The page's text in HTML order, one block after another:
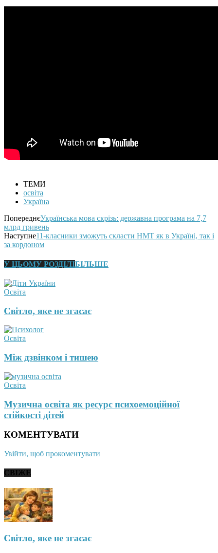
ТЕМИ
освіта
Україна
ПопереднєУкраїнська мова скрізь: державна програма на 7,7
млрд гривень
Наступне11-класники зможуть скласти НМТ як в Україні, так і
за кордоном
У ЦЬОМУ РОЗДІЛІБІЛЬШЕ
Освіта
Світло, яке не згасає
Освіта
Між дзвінком і тишею
Освіта
Музична освіта як ресурс психоемоційної
стійкості дітей
КОМЕНТУВАТИ
Увійти, щоб прокоментувати
СВІЖЕ
Світло, яке не згасає